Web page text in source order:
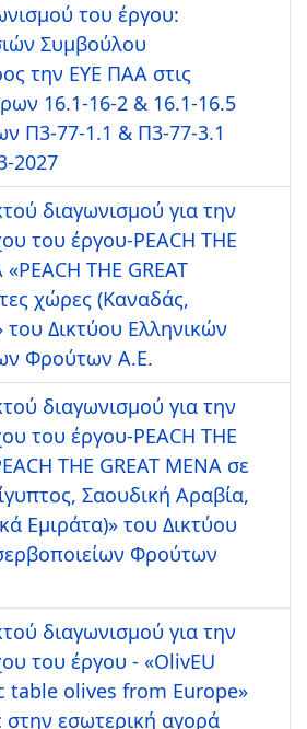
του έργου:
Συμβούλου
την ΕΥΕ ΠΑΑ στις
16.1-16-2 & 16.1-16.5
Π3-77-1.1 & Π3-77-3.1
2027
διαγωνισμού για την
του έργου-PEACH THE
THE GREAT
χώρες (Καναδάς,
Δικτύου Ελληνικών
Φρούτων Α.Ε.
διαγωνισμού για την
του έργου-PEACH THE
THE GREAT MENA σε
Σαουδική Αραβία,
Εμιράτα)» του Δικτύου
Φρούτων
διαγωνισμού για την
του έργου - «OlivEU
table olives from Europe»
εσωτερική αγορά